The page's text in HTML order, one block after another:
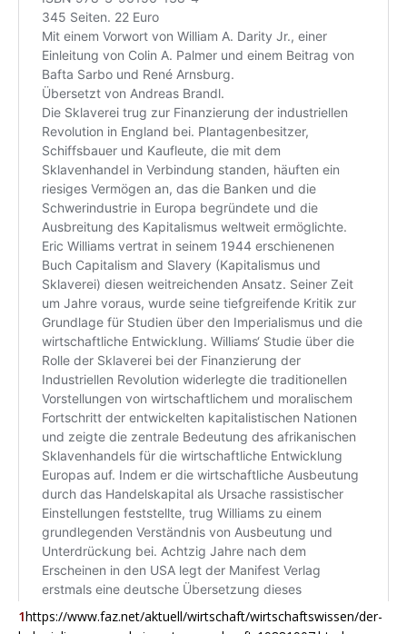
1https://www.faz.net/aktuell/wirtschaft/wirtschaftswissen/der-